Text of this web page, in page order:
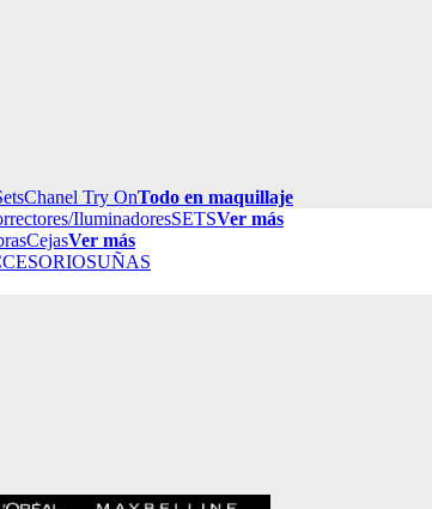
Chanel Try OnTodo en maquillaje
IluminadoresSETSVer más
CejasVer más
UÑAS